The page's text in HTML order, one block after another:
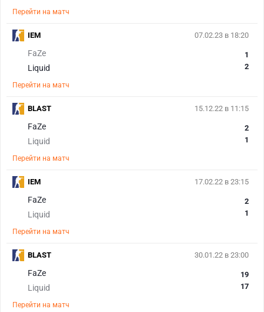
Перейти на матч
07.02.23 в 18:20
FaZe
Liquid
1
2
Перейти на матч
IEM
15.12.22 в 11:15
FaZe
Liquid
2
1
Перейти на матч
BLAST
17.02.22 в 23:15
FaZe
Liquid
2
1
Перейти на матч
IEM
30.01.22 в 23:00
FaZe
Liquid
19
17
Перейти на матч
BLAST